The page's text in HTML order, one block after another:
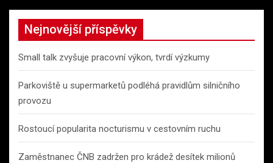
Nejnovější příspěvky
Small talk zvyšuje pracovní výkon, tvrdí výzkumy
Parkoviště u supermarketů podléhá pravidlům silničního
provozu
Rostoucí popularita nocturismu v cestovním ruchu
Zaměstnanec ČNB zadržen pro krádež desítek milionů